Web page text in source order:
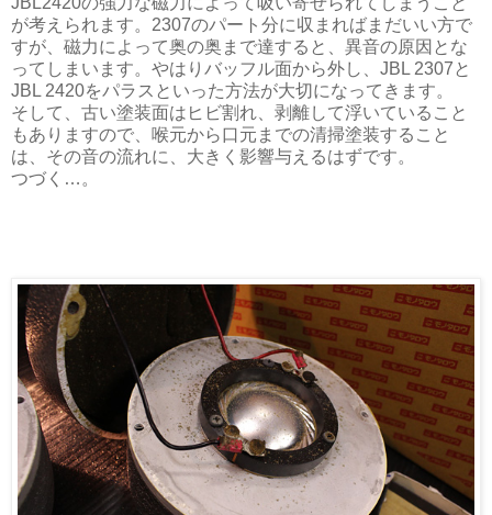
が考えられます。2307のパート分に収まればまだいい方で
すが、磁力によって奥の奥まで達すると、異音の原因とな
ってしまいます。やはりバッフル面から外し、JBL 2307と
JBL 2420をパラスといった方法が大切になってきます。
そして、古い塗装面はヒビ割れ、剥離して浮いていること
もありますので、喉元から口元までの清掃塗装すること
は、その音の流れに、大きく影響与えるはずです。
つづく…。